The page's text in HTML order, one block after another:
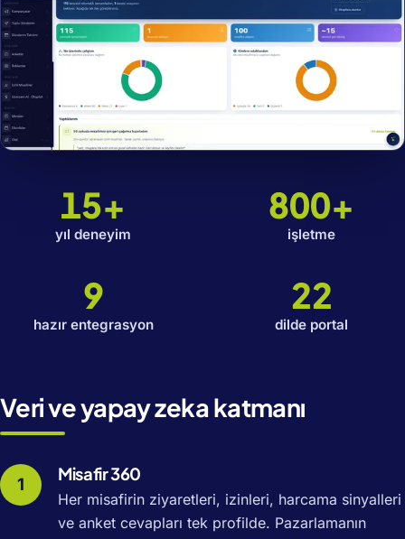
15+
yıl deneyim
800+
işletme
9
hazır entegrasyon
22
dilde portal
Veri ve yapay zeka katmanı
Misafir 360
Her misafirin ziyaretleri, izinleri, harcama sinyalleri
ve anket cevapları tek profilde. Pazarlamanın